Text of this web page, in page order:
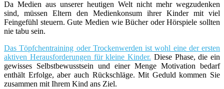
Da Medien aus unserer heutigen Welt nicht mehr wegzudenken
sind, müssen Eltern den Medienkonsum ihrer Kinder mit viel
Feingefühl steuern. Gute Medien wie Bücher oder Hörspiele sollten
nie tabu sein.
Das Töpfchentraining oder Trockenwerden ist wohl eine der ersten
aktiven Herausforderungen für kleine Kinder. Diese Phase, die ein
gewisses Selbstbewusstsein und einer Menge Motivation bedarf
enthält Erfolge, aber auch Rückschläge. Mit Geduld kommen Sie
zusammen mit Ihrem Kind ans Ziel.